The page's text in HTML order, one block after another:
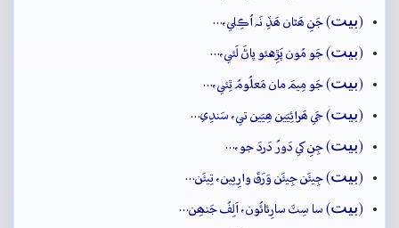
(بيت) جَنِ ھَٿان ھَڏِ نَہ اُڪِلي،…
(بيت) جَو مُون پَڙِهئو پاڻَ لَئي،…
(بيت) جَو مِيمَ مان مَعلُومُ ٿِئي،…
(بيت) جَي ھَرائِيَين ھِيَين تي، سَندِي…
(بيت) جِنِ کي دَورُ دَردَ جو،…
(بيت) جِيئَن جِيئَن وَرَقَ وارِيين، تِيئَن…
(بيت) سا سِٽَ سارِئائُون، اَلِفُ جَنھِن…